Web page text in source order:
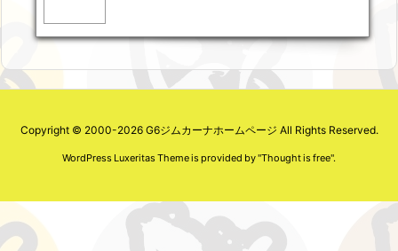
Copyright © 2000-2026 G6ジムカーナホームページ All Rights Reserved.
WordPress Luxeritas Theme is provided by "Thought is free".